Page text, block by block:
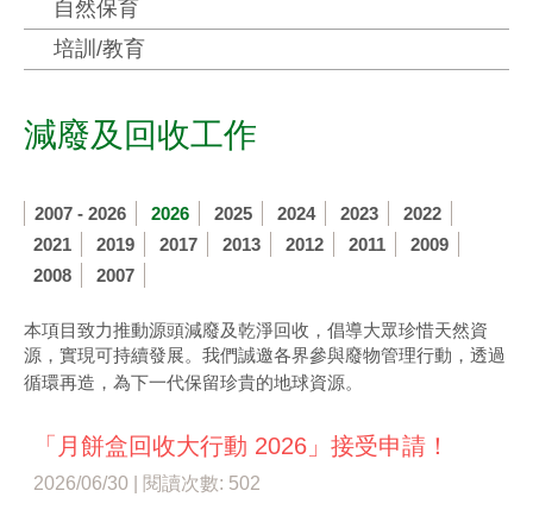
自然保育
培訓/教育
減廢及回收工作
2007 - 2026 2026 2025 2024 2023
2022
2021
2019 2017 2013 2012 2011
2009
2008
2007
本項目致力推動源頭減廢及乾淨回收，倡導大眾珍惜天然資
源，實現可持續發展。我們誠邀各界參與廢物管理行動，透過
循環再造，為下一代保留珍貴的地球資源。
「月餅盒回收大行動 2026」接受申請！
2026/06/30 | 閱讀次數: 502